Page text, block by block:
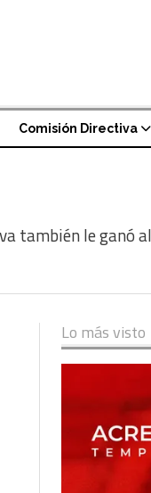
Comisión Directiva
también le ganó
Lo más visto